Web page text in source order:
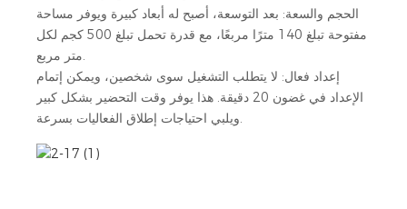
الحجم والسعة: بعد التوسعة، أصبح له أبعاد كبيرة ويوفر مساحة
مفتوحة تبلغ 140 مترًا مربعًا، مع قدرة تحمل تبلغ 500 كجم لكل
متر مربع.
إعداد فعال: لا يتطلب التشغيل سوى شخصين، ويمكن إتمام
الإعداد في غضون 20 دقيقة. هذا يوفر وقت التحضير بشكل كبير
ويلبي احتياجات إطلاق الفعاليات بسرعة.